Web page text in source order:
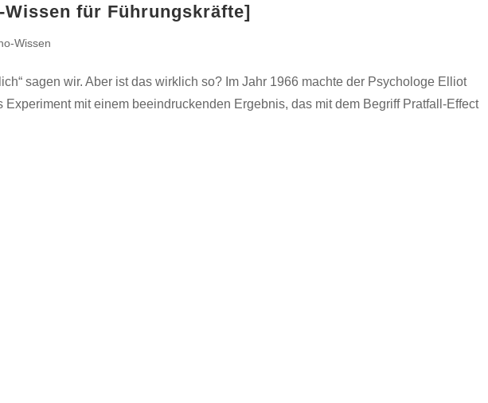
für Führungskräfte]
Wissen
sagen wir. Aber ist das wirklich so? Im Jahr 1966 machte der Psychologe Elliot
Experiment mit einem beeindruckenden Ergebnis, das mit dem Begriff Pratfall-Effect